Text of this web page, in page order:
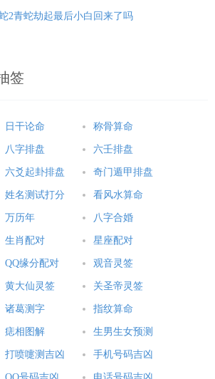
狗应该怎么 女人命犯天狗是什么意思
2青蛇劫起最后小白回来了吗
签
日干论命 称骨算命
八字排盘 六壬排盘
六爻起卦排盘 奇门遁甲排盘
姓名测试打分 看风水算命
万历年 八字合婚
生肖配对 星座配对
QQ缘分配对 观音灵签
黄大仙灵签 关圣帝灵签
诸葛测字 指纹算命
痣相图解 生男生女预测
打喷嚏测吉凶 手机号码吉凶